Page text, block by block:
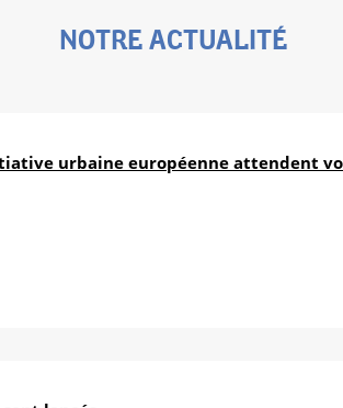
NOTRE ACTUALITÉ
urbaine européenne attendent